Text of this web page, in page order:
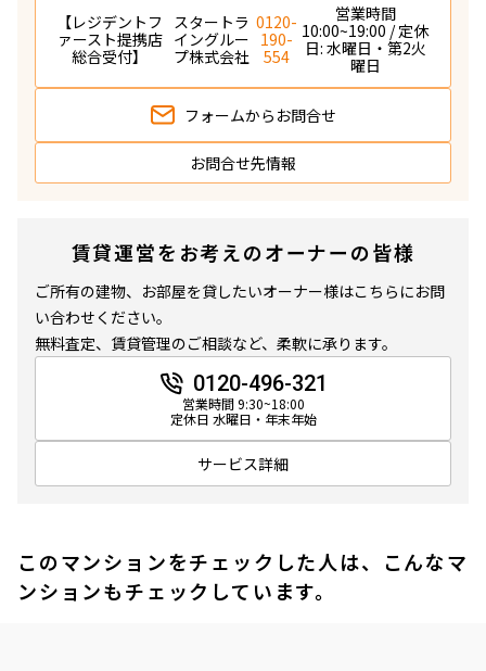
【レジデントフ
ァースト提携店
総合受付】
スタートラ
イングルー
プ株式会社
0120-
190-
554
営業時間
10:00~19:00 / 定休
日: 水曜日・第2火
曜日
フォームから お問合せ
お問合せ先情報
賃貸運営をお考えのオーナーの皆様
ご所有の建物、お部屋を貸したいオーナー様はこちらにお問
い合わせください。
無料査定、賃貸管理のご相談など、柔軟に承ります。
0120-496-321
営業時間 9:30~18:00
定休日 水曜日・年末年始
サービス詳細
このマンションをチェックした人は、こんなマ
ンションもチェックしています。